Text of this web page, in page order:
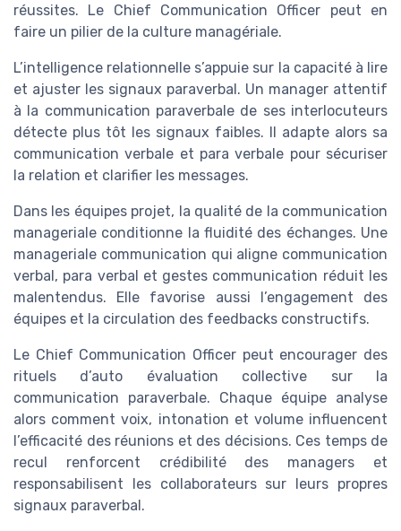
réussites. Le Chief Communication Officer peut en
faire un pilier de la culture managériale.
L’intelligence relationnelle s’appuie sur la capacité à lire
et ajuster les signaux paraverbal. Un manager attentif
à la communication paraverbale de ses interlocuteurs
détecte plus tôt les signaux faibles. Il adapte alors sa
communication verbale et para verbale pour sécuriser
la relation et clarifier les messages.
Dans les équipes projet, la qualité de la communication
manageriale conditionne la fluidité des échanges. Une
manageriale communication qui aligne communication
verbal, para verbal et gestes communication réduit les
malentendus. Elle favorise aussi l’engagement des
équipes et la circulation des feedbacks constructifs.
Le Chief Communication Officer peut encourager des
rituels d’auto évaluation collective sur la
communication paraverbale. Chaque équipe analyse
alors comment voix, intonation et volume influencent
l’efficacité des réunions et des décisions. Ces temps de
recul renforcent crédibilité des managers et
responsabilisent les collaborateurs sur leurs propres
signaux paraverbal.